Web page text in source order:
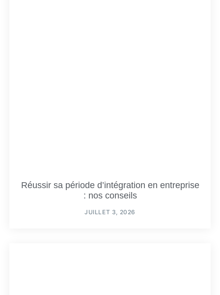
Réussir sa période d’intégration en entreprise
: nos conseils
JUILLET 3, 2026